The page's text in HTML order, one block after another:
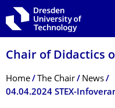
Skip to main navigation
Skip to search
Skip to content
Chair of Didactics
Breadcrumb Menu
Home The Chair
News
04.04.2024 STEX-